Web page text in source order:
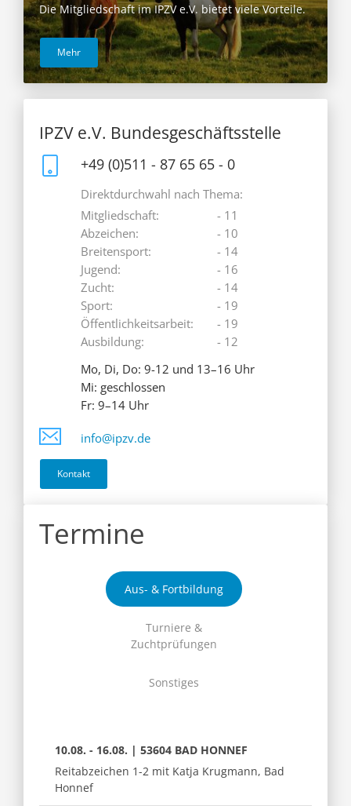
Die Mitgliedschaft im IPZV e.V. bietet viele Vorteile.
Mehr
IPZV e.V. Bundesgeschäftsstelle
+49 (0)511 - 87 65 65 - 0
Direktdurchwahl nach Thema:
Mitgliedschaft:
Abzeichen:
Breitensport:
Jugend:
Zucht:
Sport:
Öffentlichkeitsarbeit:
Ausbildung:
- 11
- 10
- 14
- 16
- 14
- 19
- 19
- 12
Mo, Di, Do: 9-12 und 13–16 Uhr
Mi: geschlossen
Fr: 9–14 Uhr
info@ipzv.de
Kontakt
Termine
Aus- & Fortbildung
Turniere &
Zuchtprüfungen
Sonstiges
10.08. - 16.08. | 53604 BAD HONNEF
Reitabzeichen 1-2 mit Katja Krugmann, Bad
Honnef